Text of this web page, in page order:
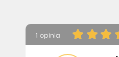
1 opinia